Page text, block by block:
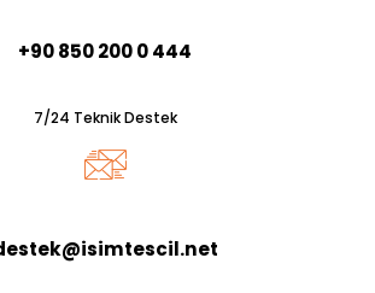
+90 850 200 0 444
7/24 Teknik Destek